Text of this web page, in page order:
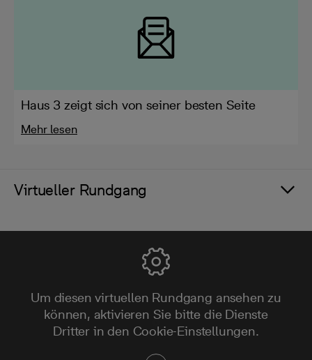
Haus 3 zeigt sich von seiner besten Seite
Mehr lesen
Virtueller Rundgang
Um diesen virtuellen Rundgang ansehen zu
können, aktivieren Sie bitte die Dienste
Dritter in den Cookie-Einstellungen.